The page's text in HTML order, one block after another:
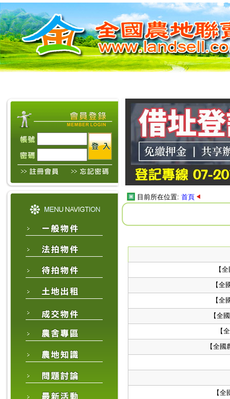
目前所在位置: 首頁
【
【
【
【全
【
【全
【